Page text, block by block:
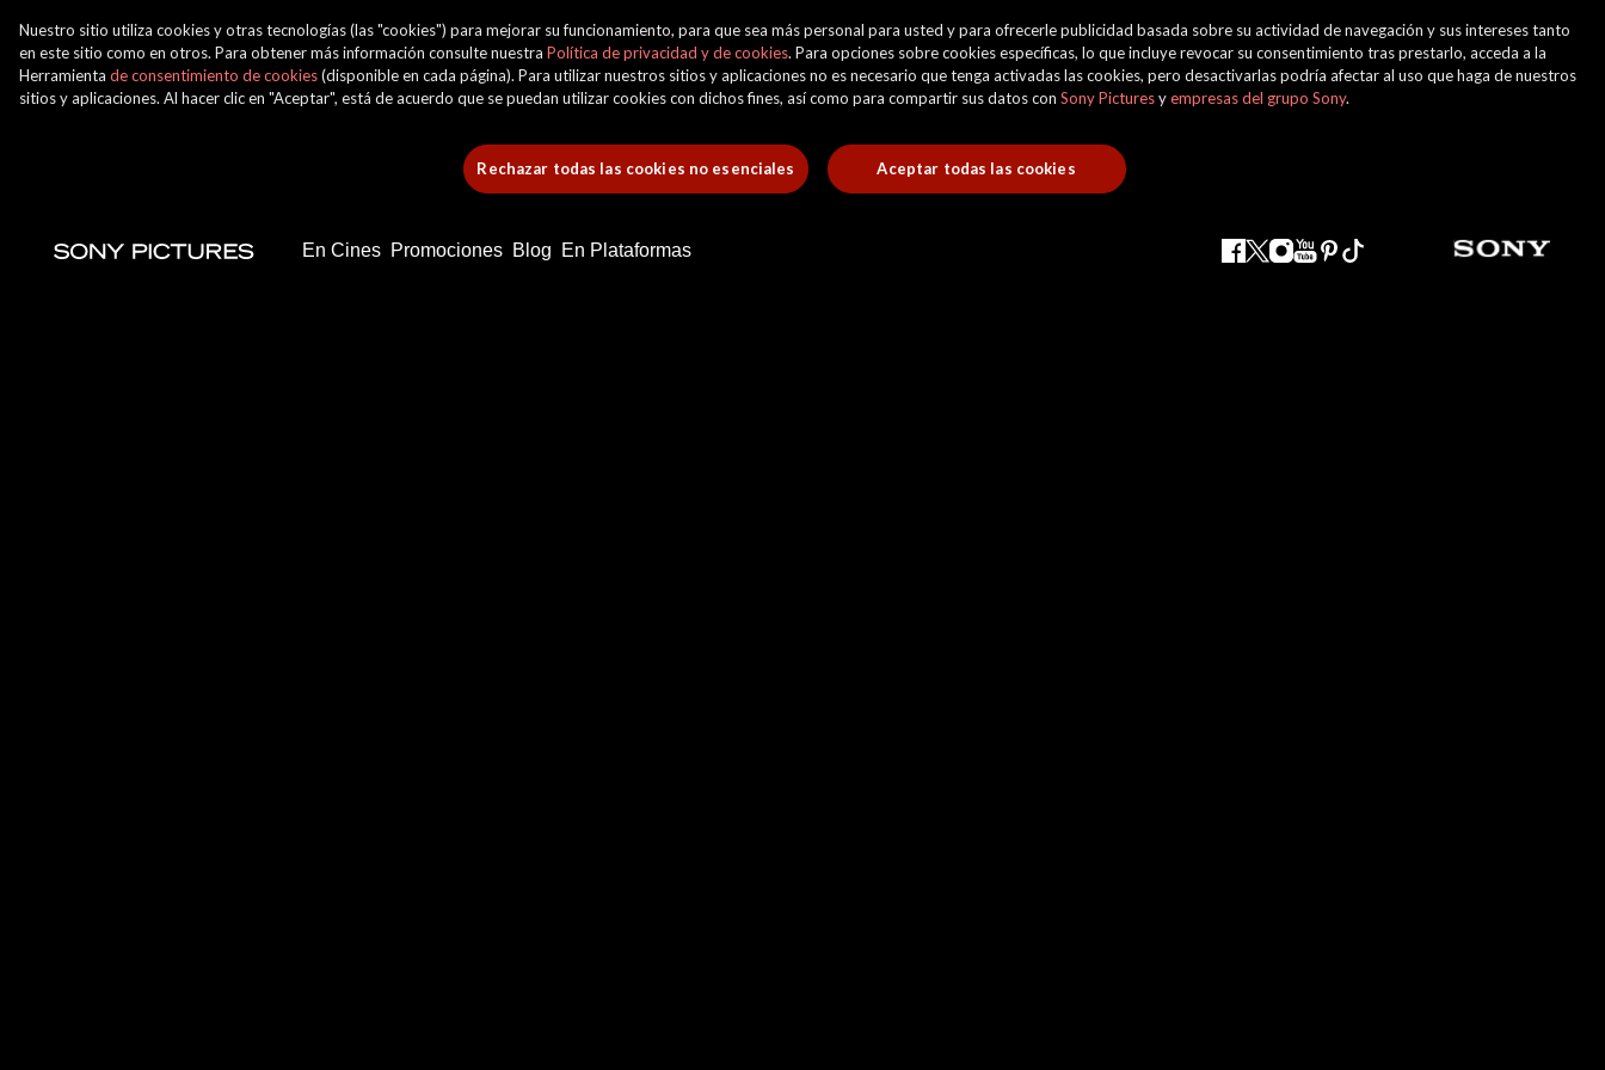
En Cines Promociones Blog En Plataformas
Nuestro sitio utiliza cookies y otras tecnologías (las "cookies") para mejorar su funcionamiento, para que sea más personal para usted y para ofrecerle publicidad basada sobre su actividad de navegación y sus intereses tanto
en este sitio como en otros. Para obtener más información consulte nuestra Política de privacidad y de cookies. Para opciones sobre cookies específicas, lo que incluye revocar su consentimiento tras prestarlo, acceda a la
Herramienta de consentimiento de cookies(disponible en cada página). Para utilizar nuestros sitios y aplicaciones no es necesario que tenga activadas las cookies, pero desactivarlas podría afectar al uso que haga de nuestros
sitios y aplicaciones. Al hacer clic en "Aceptar", está de acuerdo que se puedan utilizar cookies con dichos fines, así como para compartir sus datos con Sony Picturesyempresas del grupo Sony.
Rechazar todas las cookies no esenciales Aceptar todas las cookies